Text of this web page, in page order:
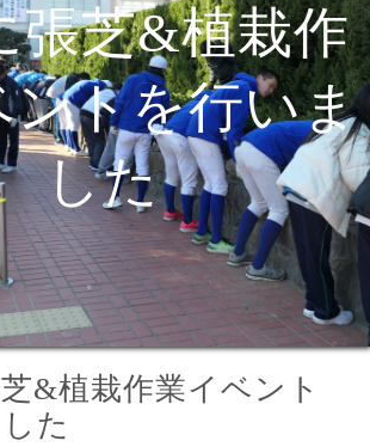
張芝&植栽作
ントを行いま
した
&植栽作業イベント
た